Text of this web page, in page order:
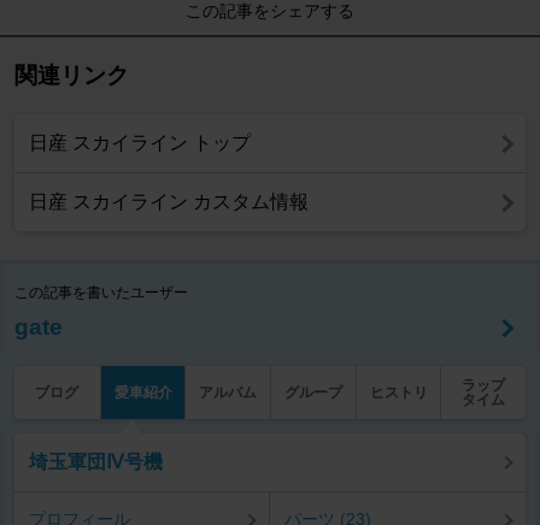
この記事をシェアする
関連リンク
日産 スカイライン トップ
日産 スカイライン カスタム情報
この記事を書いたユーザー
gate
ブログ 愛車紹介 アルバム グループ ヒストリ
ラップ
タイム
埼玉軍団Ⅳ号機
プロフィール パーツ (23)